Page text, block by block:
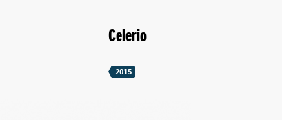
Celerio
2015